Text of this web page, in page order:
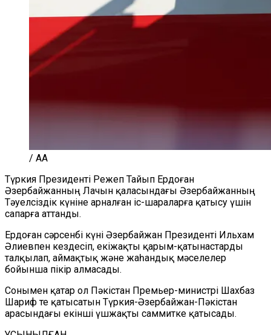
/ AA
Түркия Президенті Режеп Тайып Ердоған
Әзербайжанның Лачын қаласындағы Әзербайжанның
Тәуелсіздік күніне арналған іс-шараларға қатысу үшін
сапарға аттанды.
Ердоған сәрсенбі күні Әзербайжан Президенті Ильхам
Әлиевпен кездесіп, екіжақты қарым-қатынастарды
талқылап, аймақтық және жаһандық мәселелер
бойынша пікір алмасады.
Сонымен қатар ол Пәкістан Премьер-министрі Шахбаз
Шариф те қатысатын Түркия-Әзербайжан-Пәкістан
арасындағы екінші үшжақты саммитке қатысады.